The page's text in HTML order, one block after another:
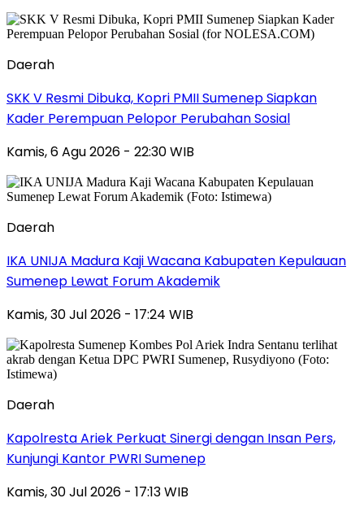
Daerah
SKK V Resmi Dibuka, Kopri PMII Sumenep Siapkan
Kader Perempuan Pelopor Perubahan Sosial
Kamis, 6 Agu 2026 - 22:30 WIB
Daerah
IKA UNIJA Madura Kaji Wacana Kabupaten Kepulauan
Sumenep Lewat Forum Akademik
Kamis, 30 Jul 2026 - 17:24 WIB
Daerah
Kapolresta Ariek Perkuat Sinergi dengan Insan Pers,
Kunjungi Kantor PWRI Sumenep
Kamis, 30 Jul 2026 - 17:13 WIB